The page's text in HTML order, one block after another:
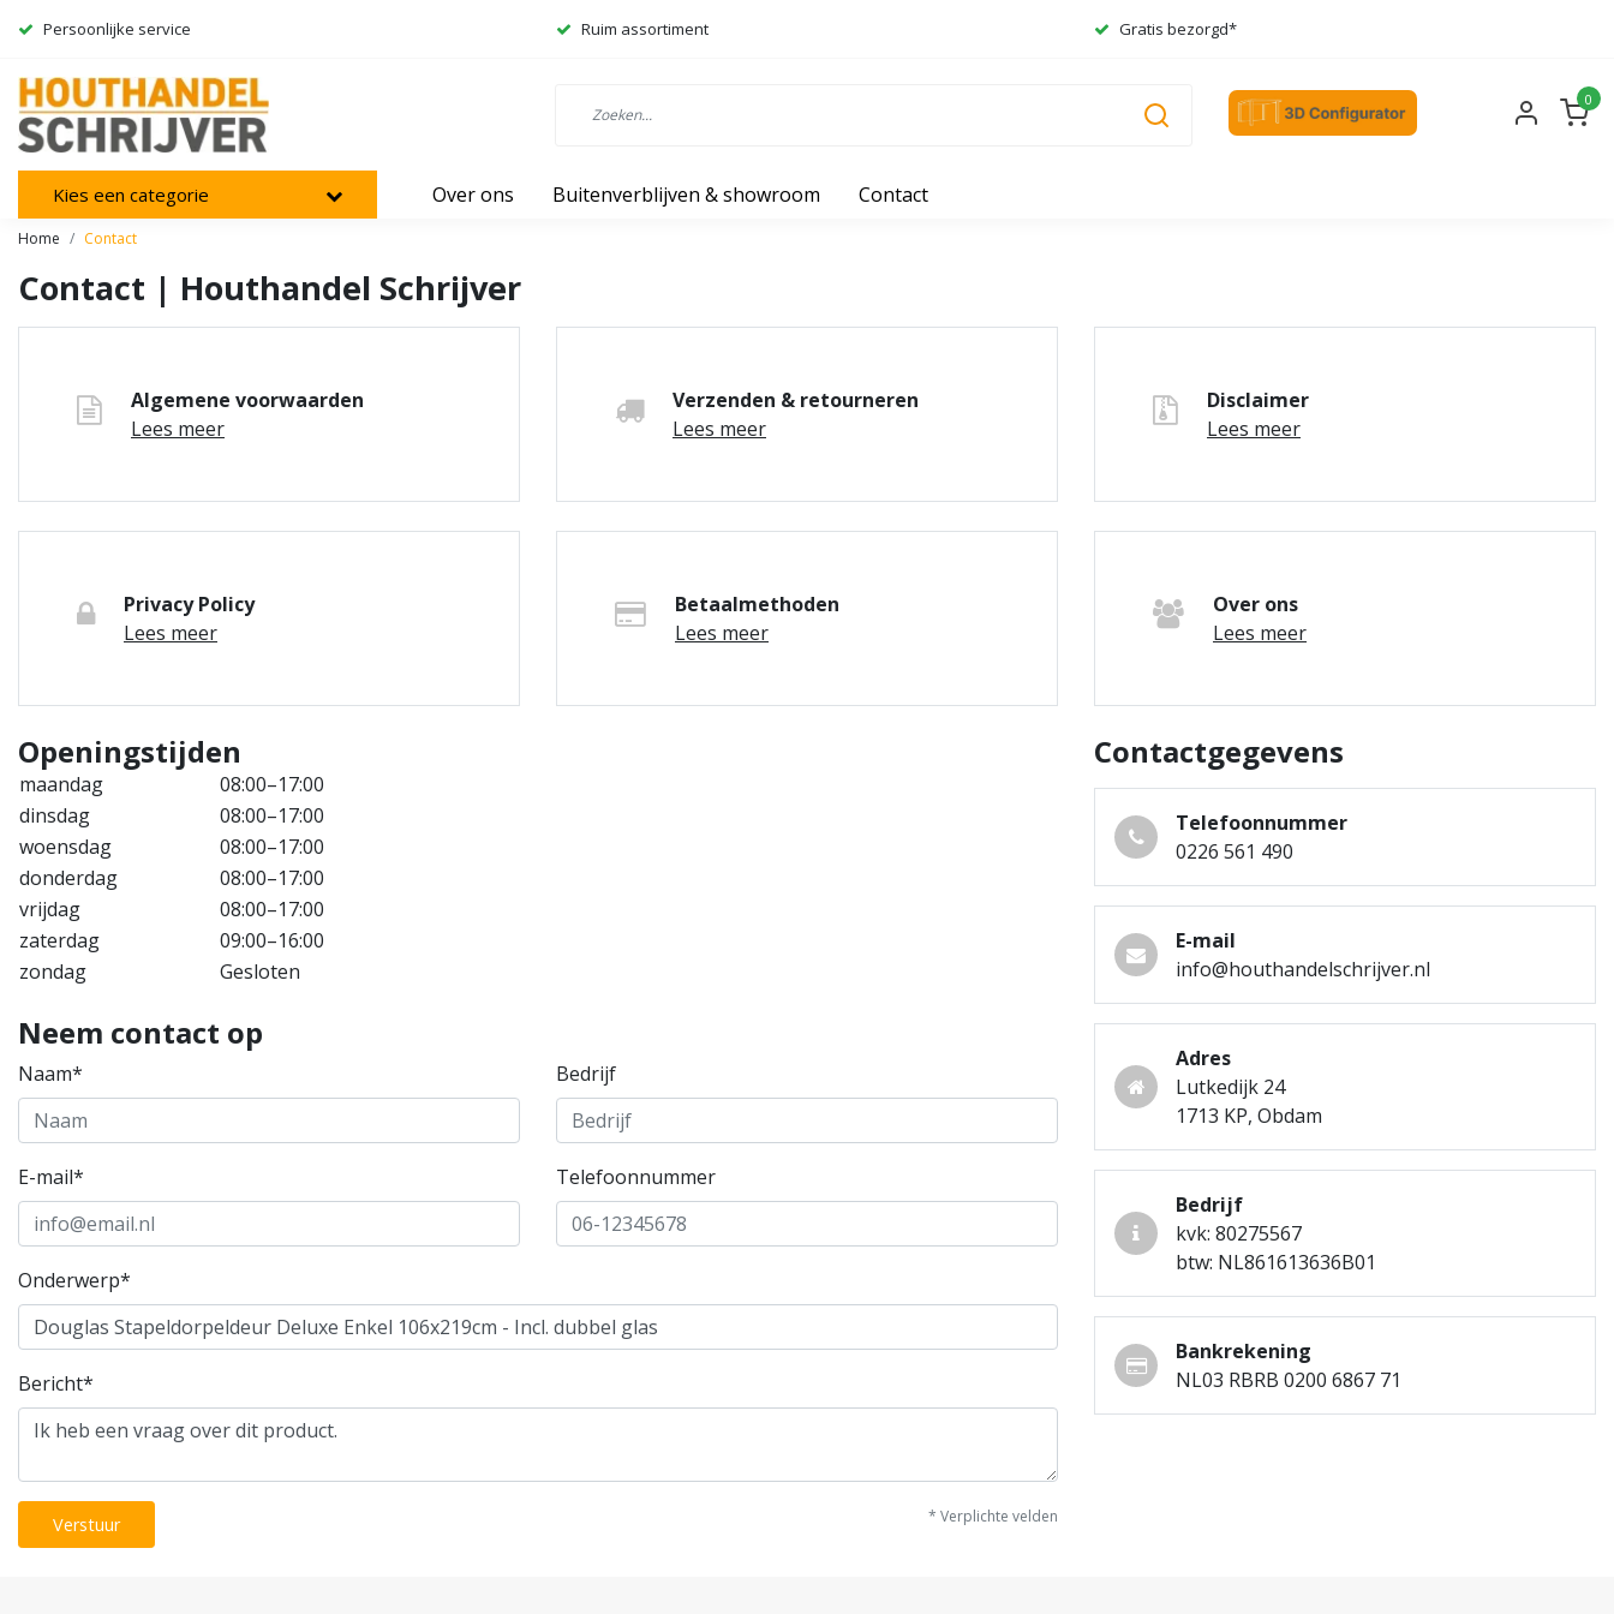
Persoonlijke service Ruim assortiment Gratis bezorgd*
0
Kies een categorie Over ons Buitenverblijven & showroom Contact
Home Contact
Contact | Houthandel Schrijver
Algemene voorwaarden
Lees meer
Verzenden & retourneren
Lees meer
Disclaimer
Lees meer
Privacy Policy
Lees meer
Betaalmethoden
Lees meer
Over ons
Lees meer
Openingstijden
maandag
08:00–17:00
dinsdag
08:00–17:00
woensdag
08:00–17:00
donderdag
08:00–17:00
vrijdag
08:00–17:00
zaterdag
09:00–16:00
zondag
Gesloten
Neem contact op
Naam* Bedrijf
E-mail* Telefoonnummer
Onderwerp*
Bericht*
Verstuur * Verplichte velden
Contactgegevens
Telefoonnummer
0226 561 490
E-mail
info@houthandelschrijver.nl
Adres
Lutkedijk 24
1713 KP, Obdam
Bedrijf
kvk: 80275567
btw: NL861613636B01
Bankrekening
NL03 RBRB 0200 6867 71